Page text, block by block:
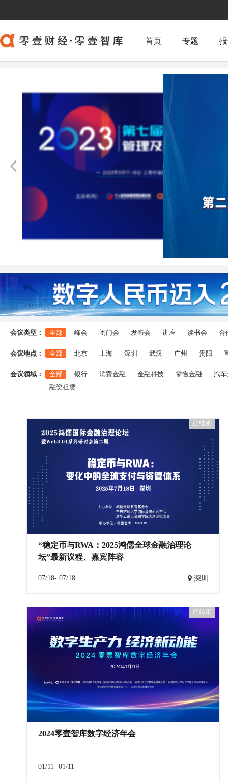
首页 专题
会议类型： 全部 峰会 闭门会 发布会 讲座 读书会 合
会议地点： 全部 北京 上海 深圳 武汉 广州 贵阳
会议领域： 全部 银行 消费金融 金融科技 零售金融
汽
融资租赁
已结束
“稳定币与RWA：2025鸿儒全球金融治理论
坛”最新议程、嘉宾阵容
07/18- 07/18 深圳
已结束
2024零壹智库数字经济年会
01/11- 01/11